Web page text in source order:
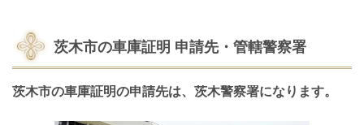
茨木市の車庫証明 申請先・管轄警察署
茨木市の車庫証明の申請先は、茨木警察署になります。